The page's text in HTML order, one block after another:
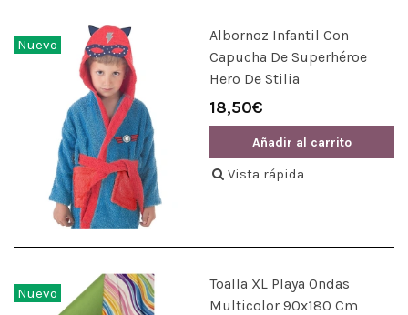
Nuevo
Albornoz Infantil Con
Capucha De Superhéroe
Hero De Stilia
18,50€
Añadir al carrito
Vista rápida
Nuevo
Toalla XL Playa Ondas
Multicolor 90x180 Cm